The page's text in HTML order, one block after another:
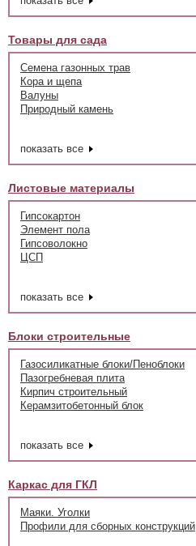
Товары для сада
Семена газонных трав
Кора и щепа
Валуны
Природный камень
показать все
Листовые материалы
Гипсокартон
Элемент пола
Гипсоволокно
ЦСП
показать все
Блоки строительные
Газосиликатные блоки/Пеноблоки
Пазогребневая плита
Кирпич строительный
Керамзитобетонный блок
показать все
Каркас для ГКЛ
Маяки. Уголки
Профили для сборных конструкций